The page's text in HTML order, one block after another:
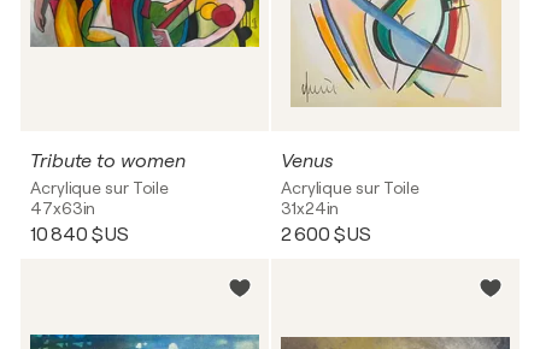
Tribute to women
Acrylique sur Toile
47x63in
10 840 $US
Venus
Acrylique sur Toile
31x24in
2 600 $US